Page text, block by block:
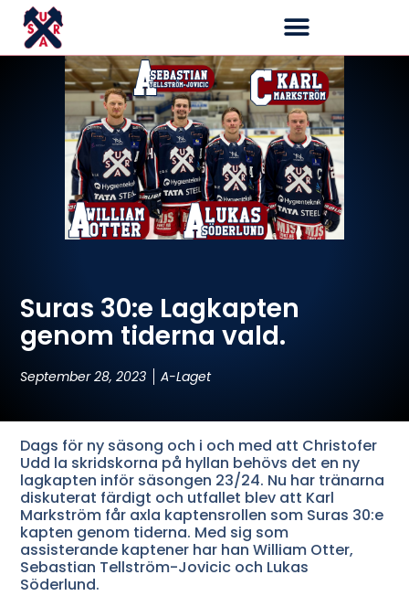
Suras 30:e Lagkapten
genom tiderna vald.
September 28, 2023 A-Laget
Dags för ny säsong och i och med att Christofer
Udd la skridskorna på hyllan behövs det en ny
lagkapten inför säsongen 23/24. Nu har tränarna
diskuterat färdigt och utfallet blev att Karl
Markström får axla kaptensrollen som Suras 30:e
kapten genom tiderna. Med sig som
assisterande kaptener har han William Otter,
Sebastian Tellström-Jovicic och Lukas
Söderlund.